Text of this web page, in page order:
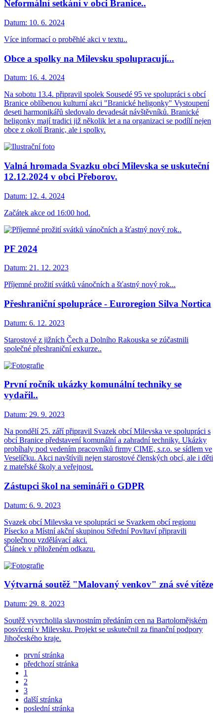
Neformální setkání v obci Branice..
Datum: 10. 6. 2024
Více informací o proběhlé akci v textu..
Obce a spolky na Milevsku spolupracují...
Datum: 16. 4. 2024
Na sobotu 13.4. připravil spolek Sousedé 95 ve spolupráci s obcí
Branice oblíbenou kulturní akci "Branické heligonky" Vystoupení
deseti harmonikářů sledovalo devadesát návštěvníků. Branické
heligonky mají tradici již několik let a na organizaci se podílí nejen
obce z okolí Branic, ale i spolky.
Valná hromada Svazku obcí Milevska se uskuteční
12.12.2024 v obci Přeborov.
Datum: 12. 4. 2024
Začátek akce od 16:00 hod.
PF 2024
Datum: 21. 12. 2023
Příjemné prožití svátků vánočních a šťastný nový rok...
Přeshraniční spolupráce - Euroregion Silva Nortica
Datum: 6. 12. 2023
Starostové z jižních Čech a Dolního Rakouska se zúčastnili
společné přeshraniční exkurze..
První ročník ukázky komunální techniky se
vydařil..
Datum: 29. 9. 2023
Na pondělí 25. září připravil Svazek obcí Milevska ve spolupráci s
obcí Branice představení komunální a zahradní techniky. Ukázky
probíhaly pod vedením pracovníků firmy CIME, s.r.o. se sídlem ve
Veselíčku. Akci navštívili nejen starostové členských obcí, ale i děti
z mateřské školy a veřejnost.
Zástupci škol na semináři o GDPR
Datum: 6. 9. 2023
Svazek obcí Milevska ve spolupráci se Svazkem obcí regionu
Písecko a Místní akční skupinou Střední Povltaví připravili
společnou vzdělávací akci.
Článek v přiloženém odkazu.
Výtvarná soutěž "Malovaný venkov" zná své vítěze
Datum: 29. 8. 2023
Soutěž vyvrcholila slavnostním předáním cen na Bartolomějském
posvícení v Milevsku. Projekt se uskutečnil za finanční podpory
Jihočeského kraje.
první stránka
předchozí stránka
1
2
3
další stránka
poslední stránka